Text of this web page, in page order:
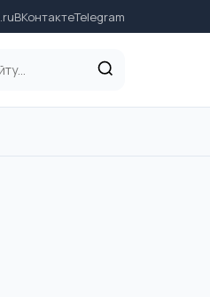
ВКонтактеTelegram